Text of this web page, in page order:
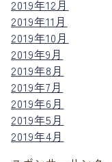
2019年12月
2019年11月
2019年10月
2019年9月
2019年8月
2019年7月
2019年6月
2019年5月
2019年4月